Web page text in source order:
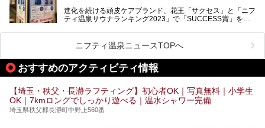
全国総合2位にランクインした人気温浴施設「竜泉寺の湯 草
加谷塚店」がコラボイベントを期間限定で開催中ということ
気になるその内容をチェックしてきました！
進化を続ける頭皮ケアブランド、花王「サクセス」と「ニフ
ティ温泉サウナランキング2023」で「SUCCESS賞」を獲
ベントを開催。
早速訪問し、気になるその内容を取材してきました！
───
提供元：花王株式会社【PR】
す。
ニフティ温泉ニュースTOPへ
おすすめのアクティビティ情報
【埼玉・秩父・長瀞ラフティング】初心者OK｜写真無料｜小学生
OK｜7kmロングでしっかり遊べる｜温水シャワー完備
埼玉県秩父郡長瀞町中野上560番